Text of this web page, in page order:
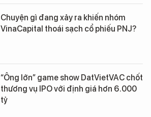
Chuyện gì đang xảy ra khiến nhóm
VinaCapital thoái sạch cổ phiếu PNJ?
“Ông lớn” game show DatVietVAC chốt
thương vụ IPO với định giá hơn 6.000
tỷ